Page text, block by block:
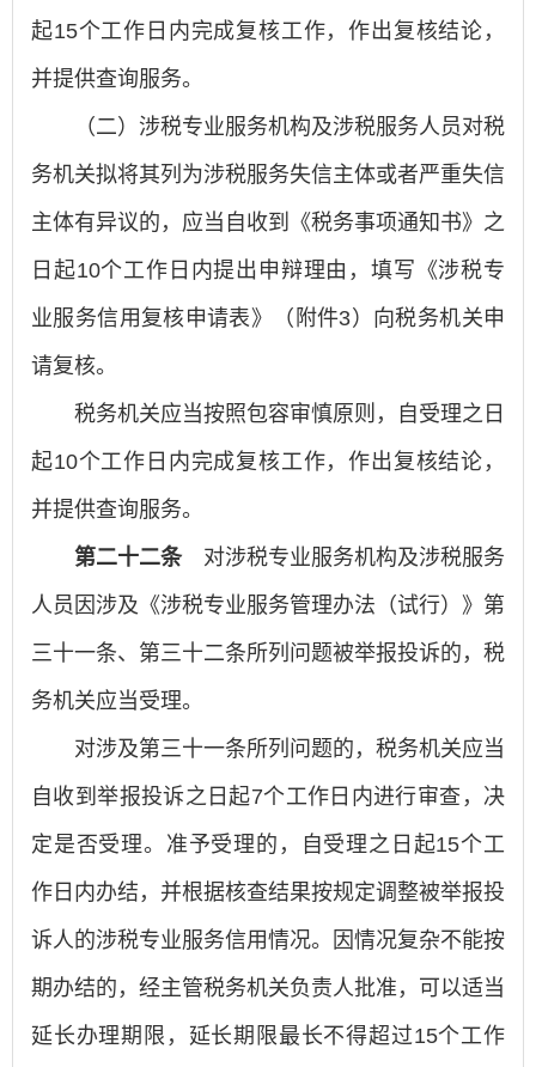
起15个工作日内完成复核工作，作出复核结论，
并提供查询服务。
（二）涉税专业服务机构及涉税服务人员对税
务机关拟将其列为涉税服务失信主体或者严重失信
主体有异议的，应当自收到《税务事项通知书》之
日起10个工作日内提出申辩理由，填写《涉税专
业服务信用复核申请表》（附件3）向税务机关申
请复核。
税务机关应当按照包容审慎原则，自受理之日
起10个工作日内完成复核工作，作出复核结论，
并提供查询服务。
第二十二条 对涉税专业服务机构及涉税服务
人员因涉及《涉税专业服务管理办法（试行）》第
三十一条、第三十二条所列问题被举报投诉的，税
务机关应当受理。
对涉及第三十一条所列问题的，税务机关应当
自收到举报投诉之日起7个工作日内进行审查，决
定是否受理。准予受理的，自受理之日起15个工
作日内办结，并根据核查结果按规定调整被举报投
诉人的涉税专业服务信用情况。因情况复杂不能按
期办结的，经主管税务机关负责人批准，可以适当
延长办理期限，延长期限最长不得超过15个工作